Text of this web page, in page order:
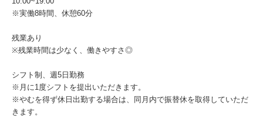
※実働8時間、休憩60分
残業あり
※残業時間は少なく、働きやすさ◎
シフト制、週5日勤務
※月に1度シフトを提出いただきます。
※やむを得ず休日出勤する場合は、同月内で振替休を取得していただ
きます。